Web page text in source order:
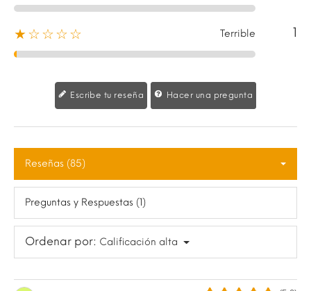
★☆☆☆☆ Terrible 1
Escribe tu reseña Hacer una pregunta
Reseñas (85)
Preguntas y Respuestas (1)
Ordenar por: Calificación alta